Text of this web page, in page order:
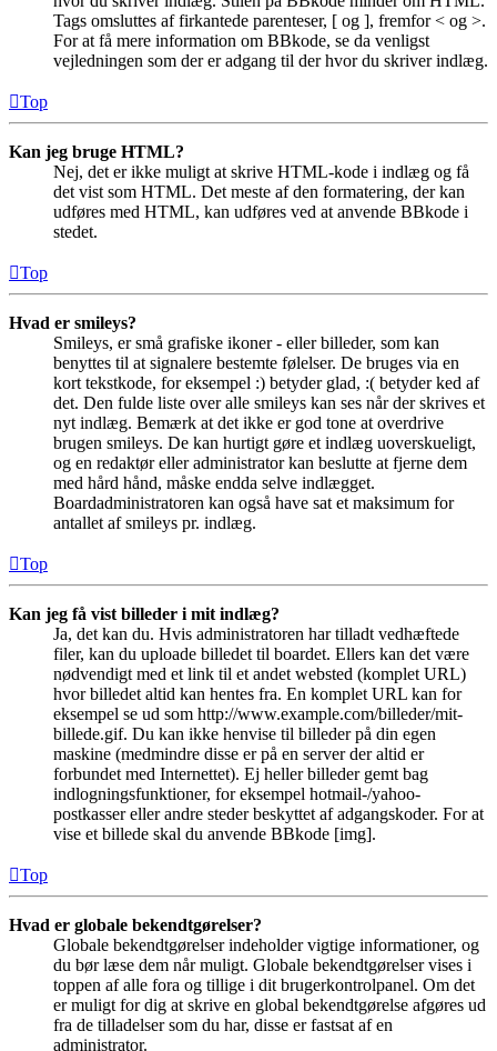
Tags omsluttes af firkantede parenteser, [ og ], fremfor < og >.
For at få mere information om BBkode, se da venligst
vejledningen som der er adgang til der hvor du skriver indlæg.
Top
Kan jeg bruge HTML?
Nej, det er ikke muligt at skrive HTML-kode i indlæg og få
det vist som HTML. Det meste af den formatering, der kan
udføres med HTML, kan udføres ved at anvende BBkode i
stedet.
Top
Hvad er smileys?
Smileys, er små grafiske ikoner - eller billeder, som kan
benyttes til at signalere bestemte følelser. De bruges via en
kort tekstkode, for eksempel :) betyder glad, :( betyder ked af
det. Den fulde liste over alle smileys kan ses når der skrives et
nyt indlæg. Bemærk at det ikke er god tone at overdrive
brugen smileys. De kan hurtigt gøre et indlæg uoverskueligt,
og en redaktør eller administrator kan beslutte at fjerne dem
med hård hånd, måske endda selve indlægget.
Boardadministratoren kan også have sat et maksimum for
antallet af smileys pr. indlæg.
Top
Kan jeg få vist billeder i mit indlæg?
Ja, det kan du. Hvis administratoren har tilladt vedhæftede
filer, kan du uploade billedet til boardet. Ellers kan det være
nødvendigt med et link til et andet websted (komplet URL)
hvor billedet altid kan hentes fra. En komplet URL kan for
eksempel se ud som http://www.example.com/billeder/mit-
billede.gif. Du kan ikke henvise til billeder på din egen
maskine (medmindre disse er på en server der altid er
forbundet med Internettet). Ej heller billeder gemt bag
indlogningsfunktioner, for eksempel hotmail-/yahoo-
postkasser eller andre steder beskyttet af adgangskoder. For at
vise et billede skal du anvende BBkode [img].
Top
Hvad er globale bekendtgørelser?
Globale bekendtgørelser indeholder vigtige informationer, og
du bør læse dem når muligt. Globale bekendtgørelser vises i
toppen af alle fora og tillige i dit brugerkontrolpanel. Om det
er muligt for dig at skrive en global bekendtgørelse afgøres ud
fra de tilladelser som du har, disse er fastsat af en
administrator.